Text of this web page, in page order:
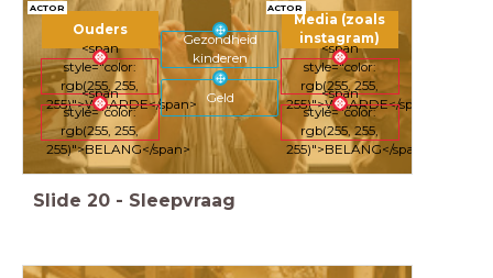
Ouders
Media (zoals
instagram)
ACTOR ACTOR
<span
style="color:
rgb(255, 255,
255)">WAARDE</span>
<span
style="color:
rgb(255, 255,
255)">BELANG</span>
<span
style="color:
rgb(255, 255,
255)">WAARDE</span>
<span
style="color:
rgb(255, 255,
255)">BELANG</span>
Gezondheid
kinderen
Geld
Slide 20 - Sleepvraag